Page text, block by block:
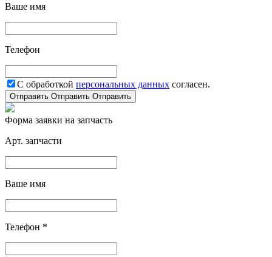
Ваше имя
Телефон
С обработкой персональных данных согласен.
Отправить Отправить Отправить
Форма заявки на запчасть
Арт. запчасти
Ваше имя
Телефон *